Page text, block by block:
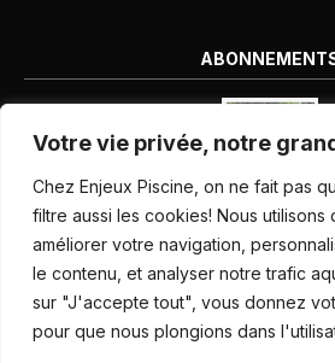
Votre vie privée, notre
Chez Enjeux Piscine, on ne fait pas
filtre aussi les cookies! Nous
améliorer votre navigation,
le contenu, et analyser notre trafic
sur "J'accepte tout", vous donnez
pour que nous plongions dans
Nos dernières
Abonnement
Inscription